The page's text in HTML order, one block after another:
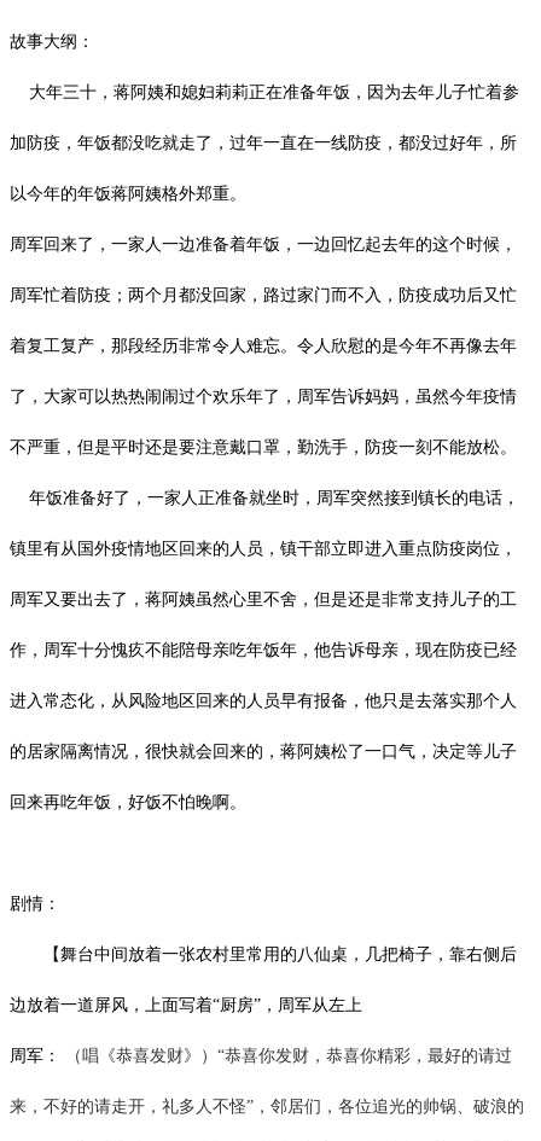
故事大纲：
大年三十，蒋阿姨和媳妇莉莉正在准备年饭，因为去年儿子忙着参
加防疫，年饭都没吃就走了，过年一直在一线防疫，都没过好年，所
以今年的年饭蒋阿姨格外郑重。
周军回来了，一家人一边准备着年饭，一边回忆起去年的这个时候，
周军忙着防疫；两个月都没回家，路过家门而不入，防疫成功后又忙
着复工复产，那段经历非常令人难忘。令人欣慰的是今年不再像去年
了，大家可以热热闹闹过个欢乐年了，周军告诉妈妈，虽然今年疫情
不严重，但是平时还是要注意戴口罩，勤洗手，防疫一刻不能放松。
年饭准备好了，一家人正准备就坐时，周军突然接到镇长的电话，
镇里有从国外疫情地区回来的人员，镇干部立即进入重点防疫岗位，
周军又要出去了，蒋阿姨虽然心里不舍，但是还是非常支持儿子的工
作，周军十分愧疚不能陪母亲吃年饭年，他告诉母亲，现在防疫已经
进入常态化，从风险地区回来的人员早有报备，他只是去落实那个人
的居家隔离情况，很快就会回来的，蒋阿姨松了一口气，决定等儿子
回来再吃年饭，好饭不怕晚啊。
剧情：
【舞台中间放着一张农村里常用的八仙桌，几把椅子，靠右侧后
边放着一道屏风，上面写着“厨房”，周军从左上
周军： （唱《恭喜发财》） “恭喜你发财，恭喜你精彩，最好的请过
来，不好的请走开，礼多人不怪”，邻居们，各位追光的帅锅、破浪的